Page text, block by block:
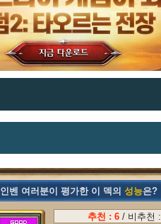
인벤 여러분이 평가한 이 덱의 성능은?
추천 : 6/ 비추천 :